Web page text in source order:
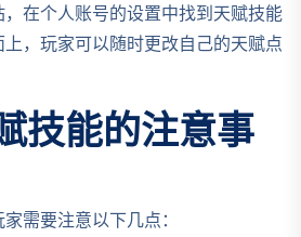
在个人账号的设置中找到天赋技能
，玩家可以随时更改自己的天赋点
技能的注意事
需要注意以下几点：